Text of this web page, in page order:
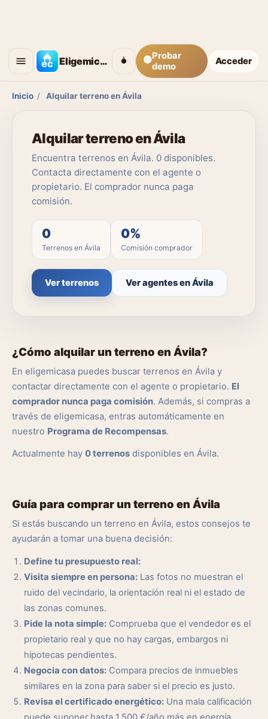
Eligemicasa 🟡Probar
demo
Acceder
Inicio / Alquilar terreno en Ávila
Alquilar terreno en Ávila
Encuentra terrenos en Ávila. 0 disponibles.
Contacta directamente con el agente o
propietario. El comprador nunca paga
comisión.
0
Terrenos en Ávila
0%
Comisión comprador
Ver terrenos Ver agentes en Ávila
¿Cómo alquilar un terreno en Ávila?
En eligemicasa puedes buscar terrenos en Ávila y
contactar directamente con el agente o propietario. El
comprador nunca paga comisión. Además, si compras a
través de eligemicasa, entras automáticamente en
nuestro Programa de Recompensas.
Actualmente hay 0 terrenos disponibles en Ávila.
Guía para comprar un terreno en Ávila
Si estás buscando un terreno en Ávila, estos consejos te
ayudarán a tomar una buena decisión:
Define tu presupuesto real:
Visita siempre en persona: Las fotos no muestran el
ruido del vecindario, la orientación real ni el estado de
las zonas comunes.
Pide la nota simple: Comprueba que el vendedor es el
propietario real y que no hay cargas, embargos ni
hipotecas pendientes.
Negocia con datos: Compara precios de inmuebles
similares en la zona para saber si el precio es justo.
Revisa el certificado energético: Una mala calificación